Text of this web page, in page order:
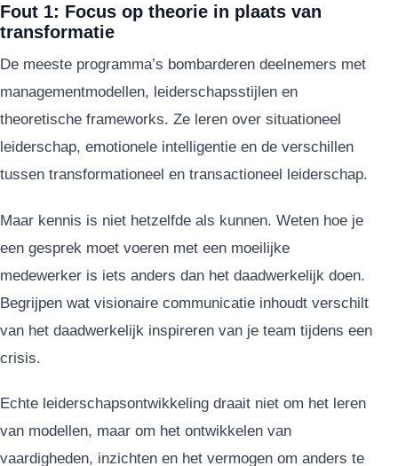
Fout 1: Focus op theorie in plaats van
transformatie
De meeste programma’s bombarderen deelnemers met
managementmodellen, leiderschapsstijlen en
theoretische frameworks. Ze leren over situationeel
leiderschap, emotionele intelligentie en de verschillen
tussen transformationeel en transactioneel leiderschap.
Maar kennis is niet hetzelfde als kunnen. Weten hoe je
een gesprek moet voeren met een moeilijke
medewerker is iets anders dan het daadwerkelijk doen.
Begrijpen wat visionaire communicatie inhoudt verschilt
van het daadwerkelijk inspireren van je team tijdens een
crisis.
Echte leiderschapsontwikkeling draait niet om het leren
van modellen, maar om het ontwikkelen van
vaardigheden, inzichten en het vermogen om anders te